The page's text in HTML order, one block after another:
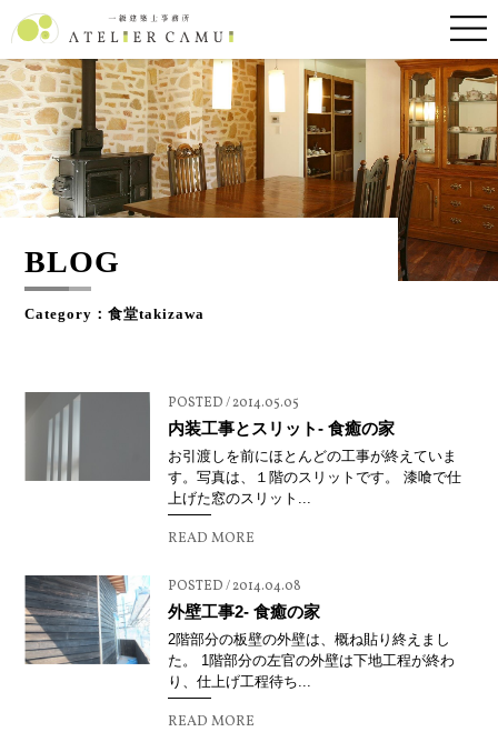
BLOG
Category：食堂takizawa
POSTED / 2014.05.05
内装工事とスリット- 食癒の家
お引渡しを前にほとんどの工事が終えていま
す。写真は、１階のスリットです。 漆喰で仕
上げた窓のスリット...
READ MORE
POSTED / 2014.04.08
外壁工事2- 食癒の家
2階部分の板壁の外壁は、概ね貼り終えまし
た。 1階部分の左官の外壁は下地工程が終わ
り、仕上げ工程待ち...
READ MORE